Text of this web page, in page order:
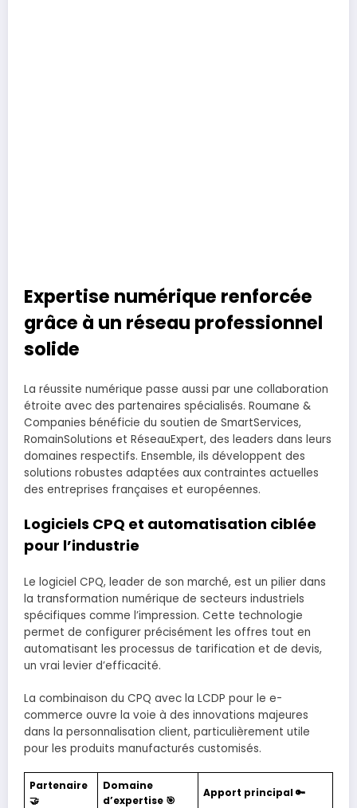
Expertise numérique renforcée
grâce à un réseau professionnel
solide
La réussite numérique passe aussi par une collaboration
étroite avec des partenaires spécialisés. Roumane &
Companies bénéficie du soutien de SmartServices,
RomainSolutions et RéseauExpert, des leaders dans leurs
domaines respectifs. Ensemble, ils développent des
solutions robustes adaptées aux contraintes actuelles
des entreprises françaises et européennes.
Logiciels CPQ et automatisation ciblée
pour l’industrie
Le logiciel CPQ, leader de son marché, est un pilier dans
la transformation numérique de secteurs industriels
spécifiques comme l’impression. Cette technologie
permet de configurer précisément les offres tout en
automatisant les processus de tarification et de devis,
un vrai levier d’efficacité.
La combinaison du CPQ avec la LCDP pour le e-
commerce ouvre la voie à des innovations majeures
dans la personnalisation client, particulièrement utile
pour les produits manufacturés customisés.
Partenaire
🤝
Domaine
d’expertise 🎯
Apport principal 🔑